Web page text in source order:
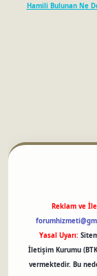
Hamili Bulunan Ne
Reklam ve
Yasal Uyarı:
İletişim Kurumu
vermektedir. Bu